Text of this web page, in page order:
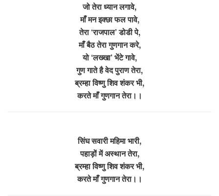
जो तेरा ध्यान लगावे,
माँ मन इक्छा फल पावे,
तेरा ‘राजपाल’ डोडी पे,
माँ बैठ तेरा गुणगान करे,
यो ‘लख्खा’ भेंटे गावे,
गुण गाते है वेद पुराण तेरा,
ब्रम्हा विष्णु शिव शंकर भी,
करते माँ गुणगान तेरा।।
सिंघ सवारी महिमा भारी,
पहाड़ों में अस्थान तेरा,
ब्रम्हा विष्णु शिव शंकर भी,
करते माँ गुणगान तेरा।।